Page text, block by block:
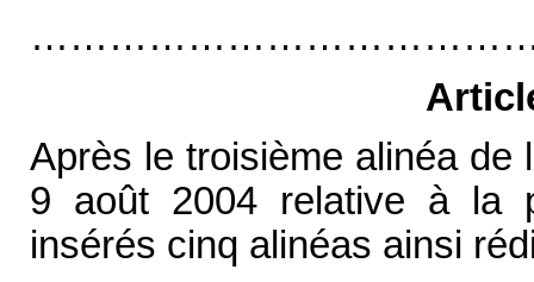
Après le troisième alinéa de
9 août 2004 relative à la
insérés cinq alinéas ainsi